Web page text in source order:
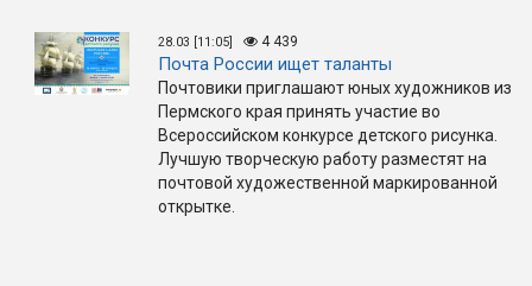
28.03 [11:05] 4 439
Почта России ищет таланты
Почтовики приглашают юных художников из
Пермского края принять участие во
Всероссийском конкурсе детского рисунка.
Лучшую творческую работу разместят на
почтовой художественной маркированной
открытке.